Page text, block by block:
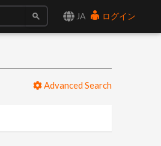
JA ログイン
Advanced Search